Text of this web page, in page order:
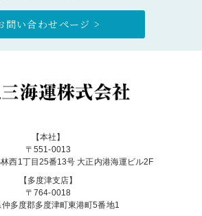
問い合わせページ >
【本社】
〒551-0013
西1丁目25番13号 大正内港海運ビル2F
【多度津支店】
〒764-0018
多度郡多度津町東港町5番地1